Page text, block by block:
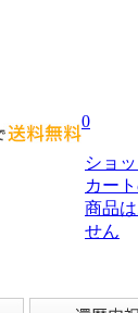
0
ショ
カー
商品
せん